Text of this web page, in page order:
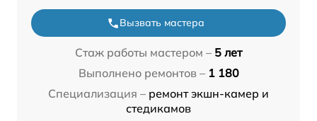
Вызвать мастера
Стаж работы мастером – 5 лет
Выполнено ремонтов – 1 180
Специализация – ремонт экшн-камер и
стедикамов